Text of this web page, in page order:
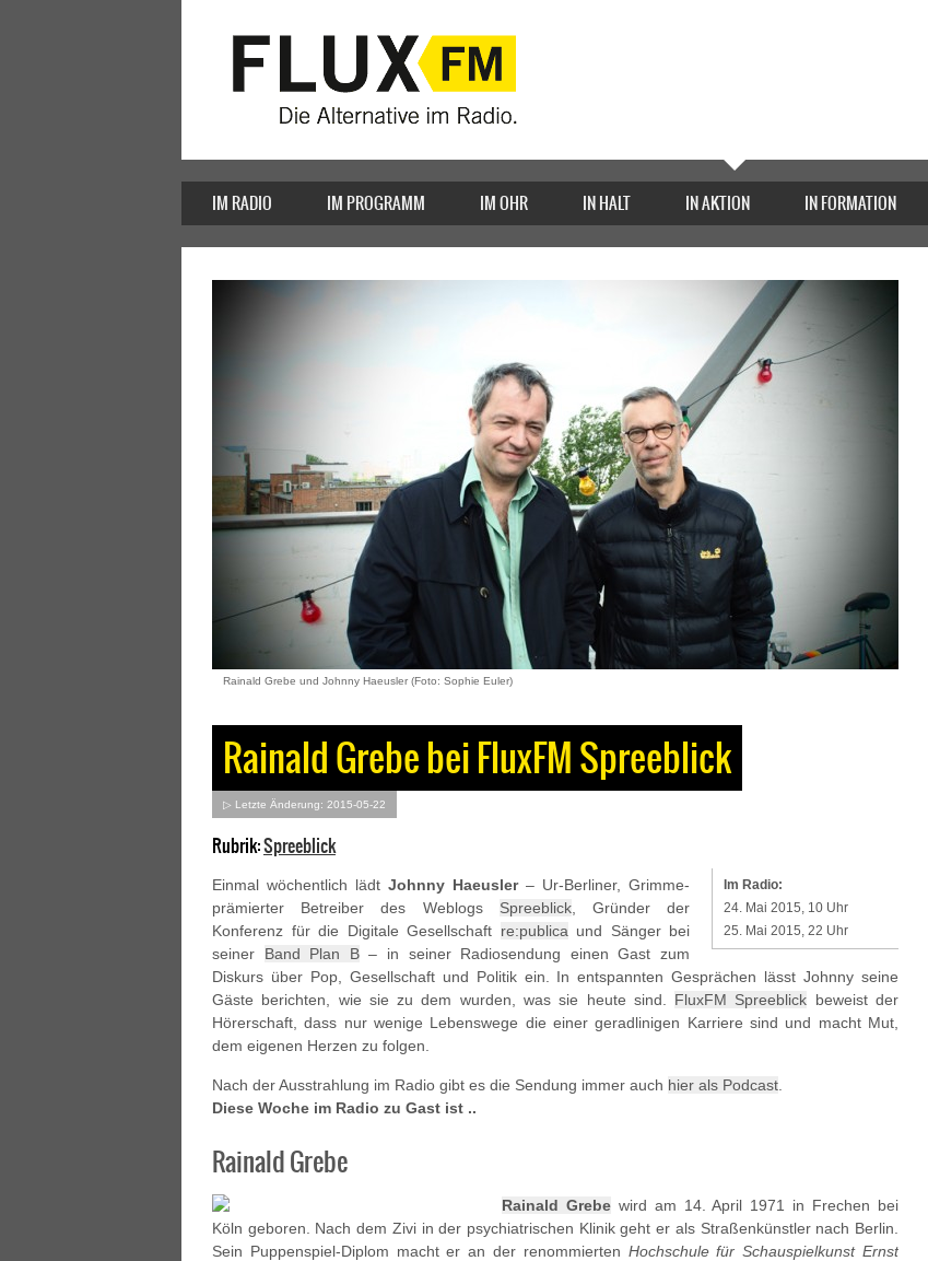
IM RADIO IM PROGRAMM IM OHR IN HALT IN AKTION IN FORMATION
Rainald Grebe und Johnny Haeusler (Foto: Sophie Euler)
Rainald Grebe bei FluxFM Spreeblick
▷ Letzte Änderung: 2015-05-22
Rubrik:Spreeblick
Im Radio:
24. Mai 2015, 10 Uhr
25. Mai 2015, 22 Uhr
Einmal wöchentlich lädt Johnny Haeusler– Ur-Berliner, Grimme-
prämierter Betreiber des Weblogs Spreeblick, Gründer der
Konferenz für die Digitale Gesellschaft re:publica und Sänger bei
seiner Band Plan B– in seiner Radiosendung einen Gast zum
Diskurs über Pop, Gesellschaft und Politik ein. In entspannten Gesprächen lässt Johnny seine
Gäste berichten, wie sie zu dem wurden, was sie heute sind. FluxFM Spreeblick beweist der
Hörerschaft, dass nur wenige Lebenswege die einer geradlinigen Karriere sind und macht Mut,
dem eigenen Herzen zu folgen.
Nach der Ausstrahlung im Radio gibt es die Sendung immer auch hier als Podcast
Diese Woche im Radio zu Gast ist ..
Rainald Grebe
Rainald Grebewird am 14. April 1971 in Frechen bei
Köln geboren. Nach dem Zivi in der psychiatrischen Klinik geht er als Straßenkünstler nach Berlin.
Sein Puppenspiel-Diplom macht er an der renommierten Hochschule für Schauspielkunst Ernst